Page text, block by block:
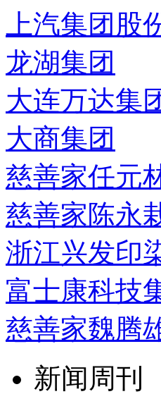
上汽集团股
龙湖集团
大连万达集
大商集团
慈善家任元
慈善家陈永
浙江兴发印
富士康科技
慈善家魏腾
新闻周刊